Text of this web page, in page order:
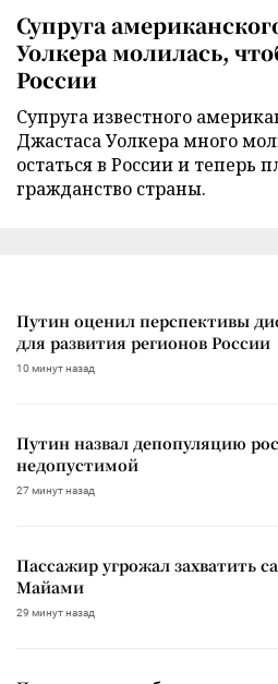
Супруга
Уолкера молилась,
России
Супруга известного
Джастаса Уолкера много
остаться в России и теперь
гражданство страны.
Путин оценил перспективы
для развития регионов России
10 минут назад
Путин назвал депопуляцию
недопустимой
27 минут назад
Пассажир угрожал захватить
Майами
29 минут назад